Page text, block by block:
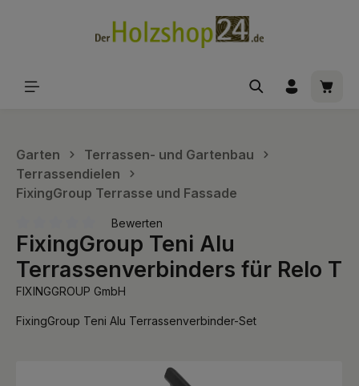
Garten
Terrassen- und Gartenbau
Terrassendielen
FixingGroup Terrasse und Fassade
Durchschnittliche Bewertung von 0 von 5 Sternen
Bewerten
FixingGroup Teni Alu
Terrassenverbinders für Relo T
FIXINGGROUP GmbH
FixingGroup Teni Alu Terrassenverbinder-Set